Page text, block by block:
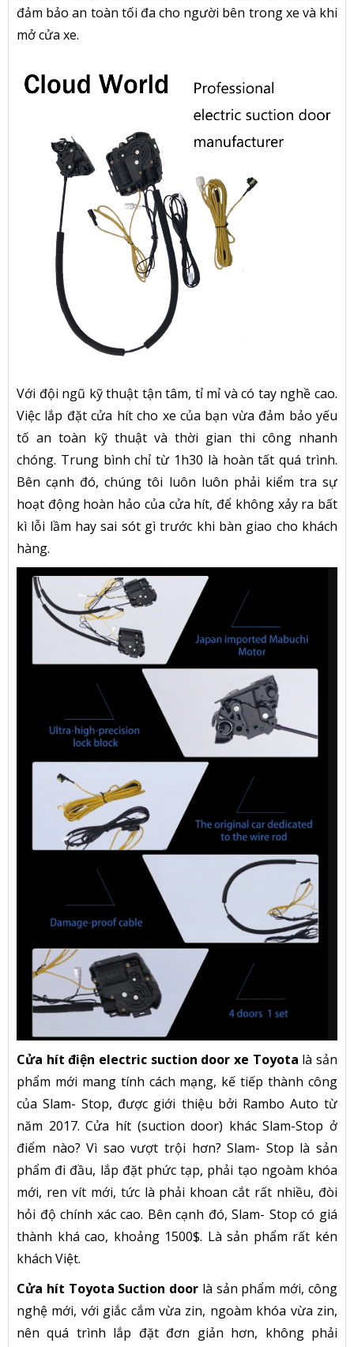
đảm bảo an toàn tối đa cho người bên trong xe và khi
mở cửa xe.
Với đội ngũ kỹ thuật tận tâm, tỉ mỉ và có tay nghề cao.
Việc lắp đặt cửa hít cho xe của bạn vừa đảm bảo yếu
tố an toàn kỹ thuật và thời gian thi công nhanh
chóng. Trung bình chỉ từ 1h30 là hoàn tất quá trình.
Bên cạnh đó, chúng tôi luôn luôn phải kiểm tra sự
hoạt động hoàn hảo của cửa hít, để không xảy ra bất
kì lỗi lầm hay sai sót gì trước khi bàn giao cho khách
hàng.
Cửa hít điện electric suction door xe Toyota là sản
phẩm mới mang tính cách mạng, kế tiếp thành công
của Slam- Stop, được giới thiệu bởi Rambo Auto từ
năm 2017. Cửa hít (suction door) khác Slam-Stop ở
điểm nào? Vì sao vượt trội hơn? Slam- Stop là sản
phẩm đi đầu, lắp đặt phức tạp, phải tạo ngoàm khóa
mới, ren vít mới, tức là phải khoan cắt rất nhiều, đòi
hỏi độ chính xác cao. Bên cạnh đó, Slam- Stop có giá
thành khá cao, khoảng 1500$. Là sản phẩm rất kén
khách Việt.
Cửa hít Toyota Suction door là sản phẩm mới, công
nghệ mới, với giắc cắm vừa zin, ngoàm khóa vừa zin,
nên quá trình lắp đặt đơn giản hơn, không phải